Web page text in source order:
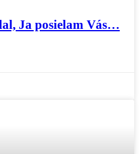
Ja posielam Vás…